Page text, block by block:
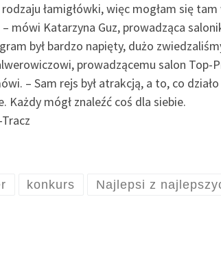
łamigłówki, więc mogłam się
mówi Katarzyna Guz, prowadząca
był bardzo napięty, dużo
prowadzącemu salon
– Sam rejs był atrakcją, a to, co
Każdy mógł znaleźć coś dla siebie.
konkurs Najlepsi z